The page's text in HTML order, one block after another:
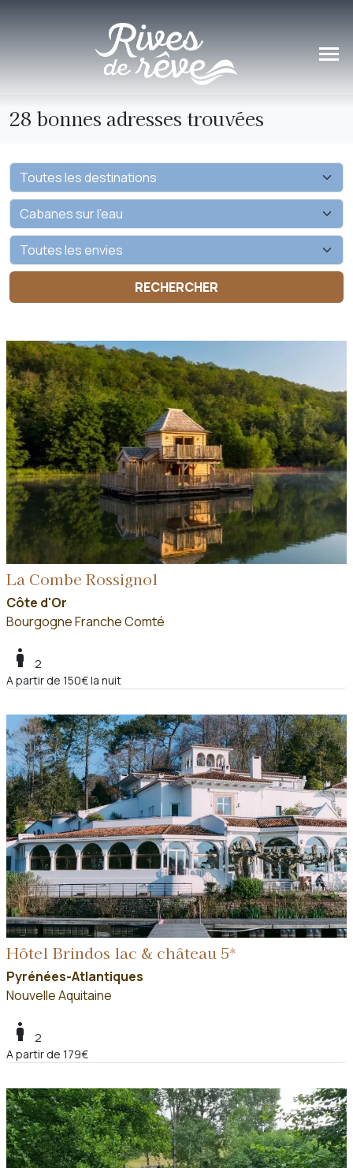
28 bonnes adresses trouvées
La Combe Rossignol
Côte d'Or
Bourgogne Franche Comté
boy
2
A partir de 150€ la nuit
Hôtel Brindos lac & château 5*
Pyrénées-Atlantiques
Nouvelle Aquitaine
boy
2
A partir de 179€